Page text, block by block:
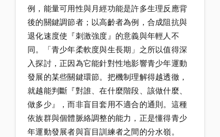
例，能量可用性與月經功能是許多生理反應背
後的關鍵調節者；以高齡者為例，合成阻抗與
退化速度使『刺激強度』的意義與年輕人不
同。「青少年柔軟度與生長期」之所以值得深
入探討，正因為它能針對性地影響青少年運動
發展的某些關鍵環節。把機制理解得越透徹，
就越能判斷『對誰、在什麼階段、該做什麼、
做多少』，而非盲目套用不適合的通則。這種
依族群與個體脈絡調整的能力，正是懂得青少
年運動發展者與盲目訓練者之間的分水嶺。